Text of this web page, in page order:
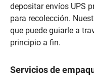
depositar envíos UPS
para recolección.
que puede guiarle a
principio a fin.
Servicios de